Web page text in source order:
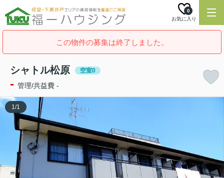
お気に入り
0
この物件の募集は終了しました。
シャトル松原 空室0
- 管理/共益費 -
1/1